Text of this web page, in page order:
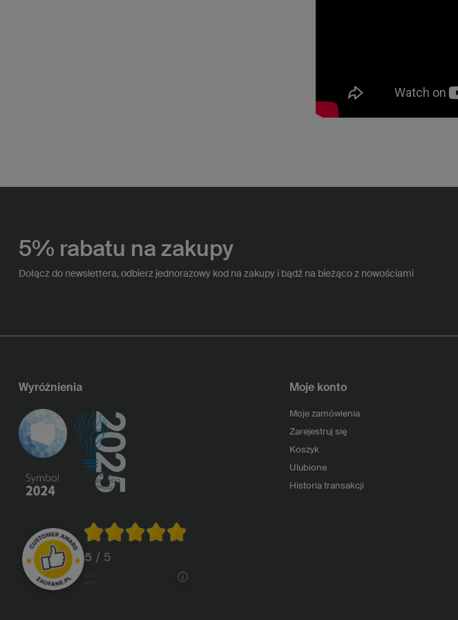
5% rabatu na zakupy
Dołącz do newslettera, odbierz jednorazowy kod na zakupy i bądź na bieżąco z nowościami
Wyróżnienia
5 / 5
Moje konto
Moje zamówienia
Zarejestruj się
Koszyk
Ulubione
Historia transakcji